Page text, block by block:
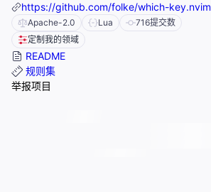
https://github.com/folke/which-key.nvim
Apache-2.0 Lua 716提交数
定制我的领域
README
规则集
举报项目